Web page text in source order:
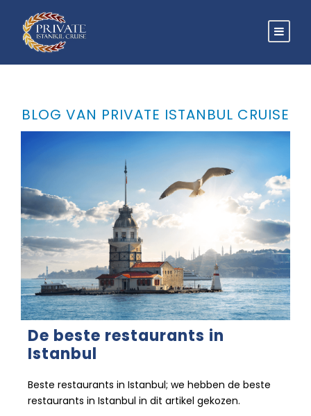
BLOG VAN PRIVATE ISTANBUL CRUISE
De beste restaurants in
Istanbul
Beste restaurants in Istanbul; we hebben de beste
restaurants in Istanbul in dit artikel gekozen.